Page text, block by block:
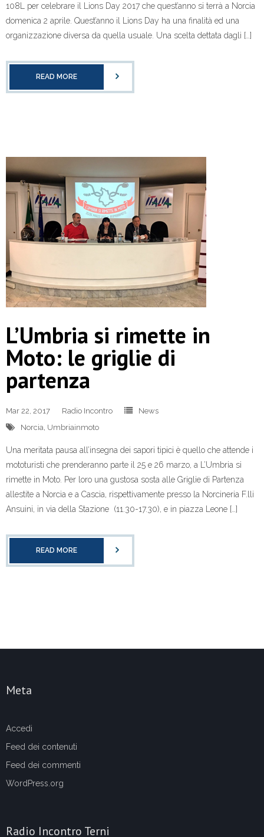
108L per celebrare il Lions Day 2017 che quest’anno si terrà a Norcia
domenica 2 aprile. Quest’anno il Lions Day ha una finalità ed una
organizzazione diversa da quella usuale. Una scelta dettata dagli […]
READ MORE
L’Umbria si rimette in
Moto: le griglie di
partenza
Mar 22, 2017 Radio Incontro
News
Norcia Umbriainmoto
Una meritata pausa all’insegna dei sapori tipici è quello che attende i
mototuristi che prenderanno parte il 25 e 26 marzo, a L’Umbria si
rimette in Moto. Per loro una gustosa sosta alle Griglie di Partenza
allestite a Norcia e a Cascia, rispettivamente presso la Norcineria F.lli
Ansuini, in via della Stazione (11.30-17.30), e in piazza Leone […]
READ MORE
Meta
Accedi
Feed dei contenuti
Feed dei commenti
WordPress.org
Radio Incontro Terni